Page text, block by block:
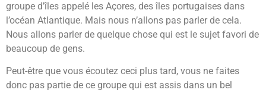
groupe d’îles appelé les Açores, des îles portugaises dans
l’océan Atlantique. Mais nous n’allons pas parler de cela.
Nous allons parler de quelque chose qui est le sujet favori de
beaucoup de gens.
Peut-être que vous écoutez ceci plus tard, vous ne faites
donc pas partie de ce groupe qui est assis dans un bel